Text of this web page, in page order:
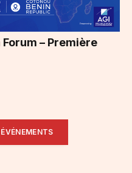
– Première